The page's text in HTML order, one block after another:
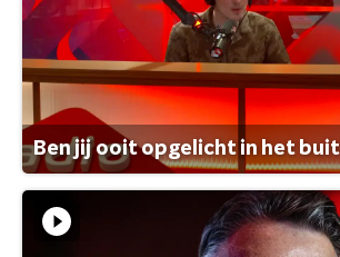
Ben jij ooit opgelicht in het